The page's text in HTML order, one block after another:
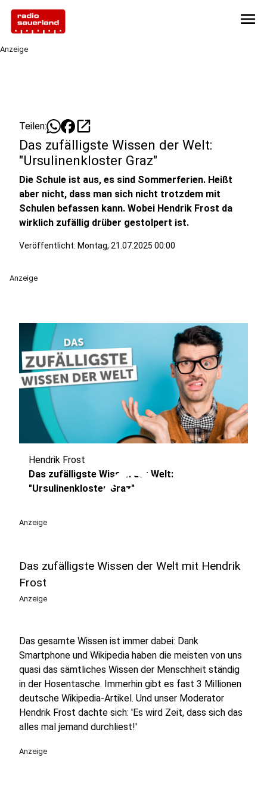
menu
Anzeige
Teilen: open_in_new
Das zufälligste Wissen der Welt:
"Ursulinenkloster Graz"
Die Schule ist aus, es sind Sommerferien. Heißt
aber nicht, dass man sich nicht trotzdem mit
Schulen befassen kann. Wobei Hendrik Frost da
wirklich zufällig drüber gestolpert ist.
Veröffentlicht: Montag, 21.07.2025 00:00
Anzeige
play_circle
Hendrik Frost
Das zufälligste Wissen der Welt:
"Ursulinenkloster Graz"
Anzeige
Das zufälligste Wissen der Welt mit Hendrik
Frost
Anzeige
Das gesamte Wissen ist immer dabei: Dank
Smartphone und Wikipedia haben die meisten von uns
quasi das sämtliches Wissen der Menschheit ständig
in der Hosentasche. Immerhin gibt es fast 3 Millionen
deutsche Wikipedia-Artikel. Und unser Moderator
Hendrik Frost dachte sich: 'Es wird Zeit, dass sich das
alles mal jemand durchliest!'
Anzeige